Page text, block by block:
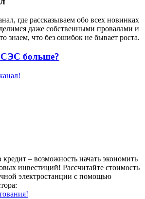
где рассказываем обо всех новинках
даже собственными провалами и
знаем, что без ошибок не бывает роста.
СЭС больше?
– возможность начать экономить
инвестиций! Рассчитайте стоимость
электростанции с помощью